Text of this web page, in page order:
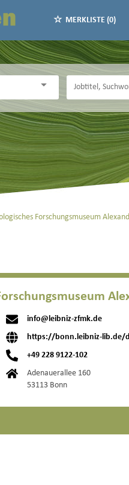
MERKLISTE (0)
Forschungsmuseum
info@leibniz-zfmk.de
https://bonn.leibniz-lib.de/
+49 228 9122-102
Adenauerallee 160
53113 Bonn